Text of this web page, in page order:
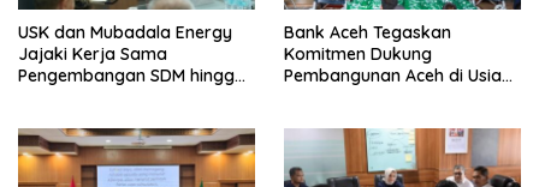
USK dan Mubadala Energy
Jajaki Kerja Sama
Pengembangan SDM hingga
Bank Aceh Tegaskan
Komitmen Dukung
Pembangunan Aceh di Usia